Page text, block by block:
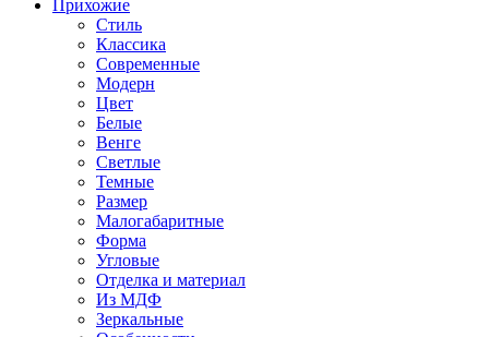
Прихожие
Стиль
Классика
Современные
Модерн
Цвет
Белые
Венге
Светлые
Темные
Размер
Малогабаритные
Форма
Угловые
Отделка и материал
Из МДФ
Зеркальные